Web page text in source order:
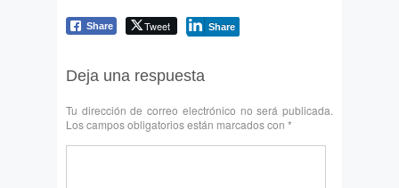
Share Tweet Share
Deja una respuesta
Tu dirección de correo electrónico no será publicada.
Los campos obligatorios están marcados con *